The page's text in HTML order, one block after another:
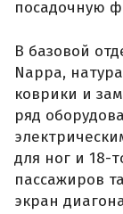
посадочную
В базовой
Nappa,
коврики и
ряд
для ног и 18-
пассажиров
экран